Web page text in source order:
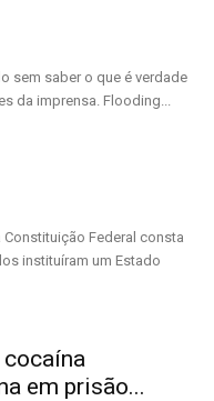
sem saber o que é verdade
da imprensa. Flooding...
Federal consta
instituíram um Estado
em prisão...